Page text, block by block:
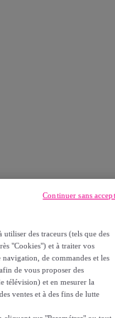
utiliser des traceurs (tels que des
"Cookies") et à traiter vos
navigation, de commandes et les
de vous proposer des
télévision) et en mesurer la
ventes et à des fins de lutte
Continuer sans